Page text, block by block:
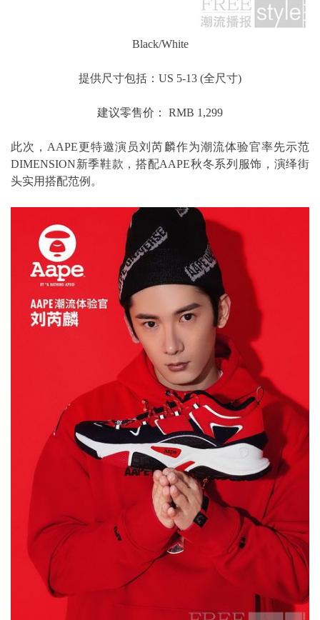
Black/White
提供尺寸包括：US 5-13 (全尺寸)
建议零售价： RMB 1,299
此次，AAPE更特邀演员刘芮麟作为潮流体验官率先示范
DIMENSION新季鞋款，搭配AAPE秋冬系列服饰，演绎街
头实用搭配范例。